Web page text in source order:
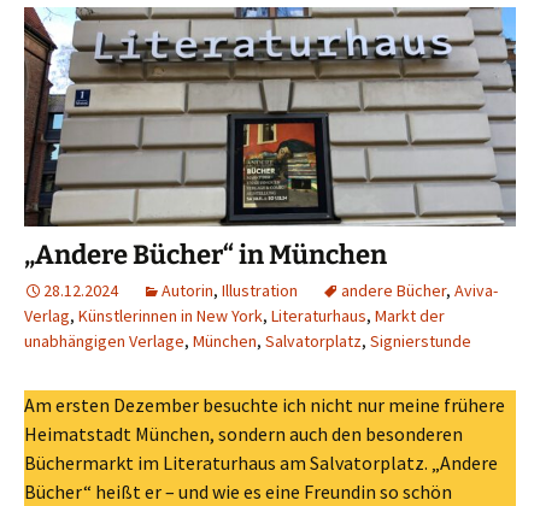
„Andere Bücher“ in München
28.12.2024 Autorin, Illustration andere Bücher, Aviva-
Verlag, Künstlerinnen in New York, Literaturhaus, Markt der
unabhängigen Verlage, München, Salvatorplatz, Signierstunde
Am ersten Dezember besuchte ich nicht nur meine frühere
Heimatstadt München, sondern auch den besonderen
Büchermarkt im Literaturhaus am Salvatorplatz. „Andere
Bücher“ heißt er – und wie es eine Freundin so schön